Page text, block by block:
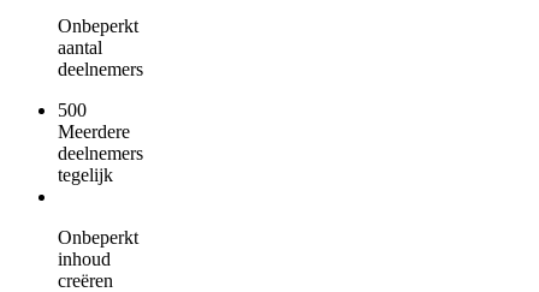
Onbeperkt
aantal
deelnemers
500
Meerdere
deelnemers
tegelijk
Onbeperkt
inhoud
creëren